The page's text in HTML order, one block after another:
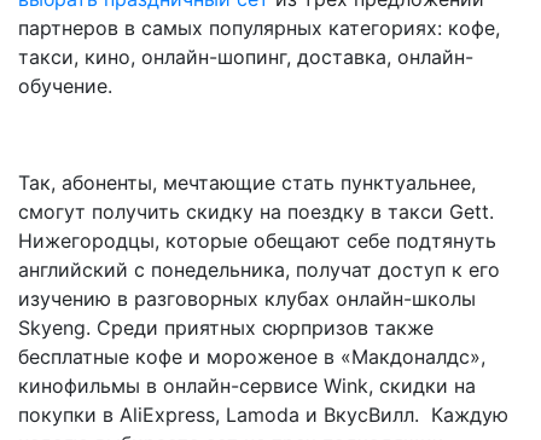
партнеров в самых популярных категориях: кофе,
такси, кино, oнлайн-шопинг, доставка, онлайн-
обучение.
Так, абоненты, мечтающие стать пунктуальнее,
смогут получить скидку на поездку в такси Gett.
Нижегородцы, которые обещают себе подтянуть
английский с понедельника, получат доступ к его
изучению в разговорных клубах онлайн-школы
Skyeng. Среди приятных сюрпризов также
бесплатные кофе и мороженое в «Макдоналдс»,
кинофильмы в онлайн-сервисе Wink, скидки на
покупки в AliЕxpress, Lamoda и ВкусВилл. Каждую